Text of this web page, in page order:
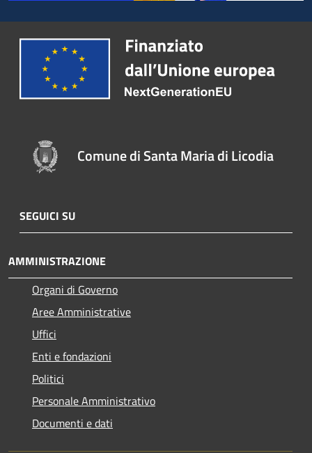
Comune di Santa Maria di Licodia
SEGUICI SU
AMMINISTRAZIONE
Organi di Governo
Aree Amministrative
Uffici
Enti e fondazioni
Politici
Personale Amministrativo
Documenti e dati